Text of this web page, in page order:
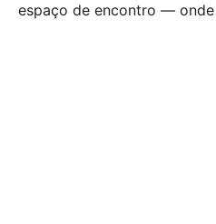
espaço de encontro —